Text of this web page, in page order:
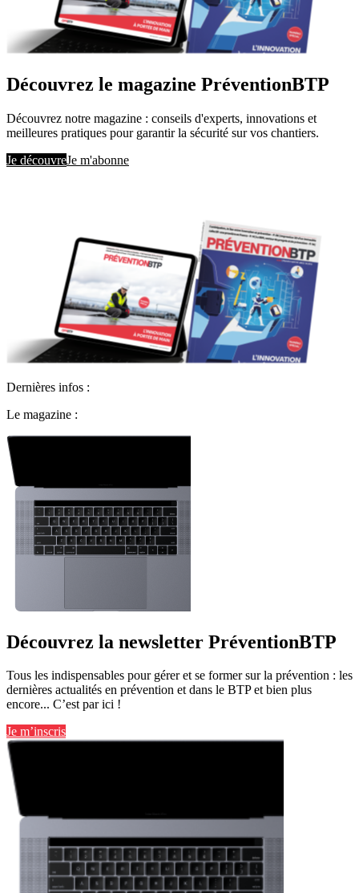
Découvrez le magazine PréventionBTP
Découvrez notre magazine : conseils d'experts, innovations et
meilleures pratiques pour garantir la sécurité sur vos chantiers.
Je découvreJe m'abonne
Dernières infos :
Le magazine :
Découvrez la newsletter PréventionBTP
Tous les indispensables pour gérer et se former sur la prévention : les
dernières actualités en prévention et dans le BTP et bien plus
encore... C’est par ici !
Je m’inscris